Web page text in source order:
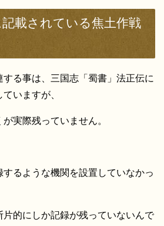
記載されている焦土作戦
る事は、三国志「蜀書」法正伝に
いますが、
実際残っていません。
るような機関を設置していなかっ
的にしか記録が残っていないんで